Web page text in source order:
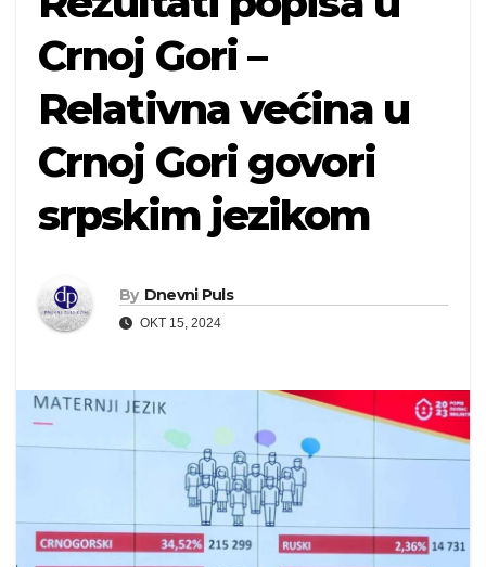
Crnoj Gori –
Relativna većina u
Crnoj Gori govori
srpskim jezikom
By Dnevni Puls
OKT 15, 2024